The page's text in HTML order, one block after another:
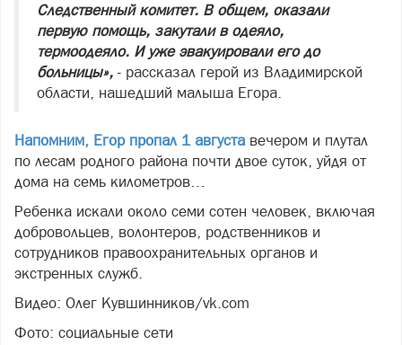
Следственный комитет. В общем, оказали
первую помощь, закутали в одеяло,
термоодеяло. И уже эвакуировали его до
больницы», - рассказал герой из Владимирской
области, нашедший малыша Егора.
Напомним, Егор пропал 1 августавечером и плутал
по лесам родного района почти двое суток, уйдя от
дома на семь километров…
Ребенка искали около семи сотен человек, включая
добровольцев, волонтеров, родственников и
сотрудников правоохранительных органов и
экстренных служб.
Видео: Олег Кувшинников/vk.com
Фото: социальные сети